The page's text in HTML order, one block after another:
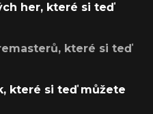
her, které si teď
které si teď
které si teď můžete